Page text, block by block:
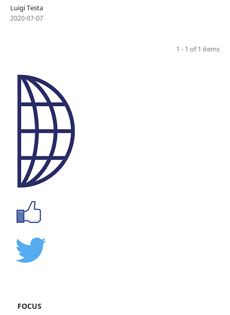
Luigi Testa
2020-07-07
1 - 1 of 1 items
FOCUS